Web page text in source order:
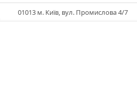
01013 м. Київ, вул. Промислова 4/7